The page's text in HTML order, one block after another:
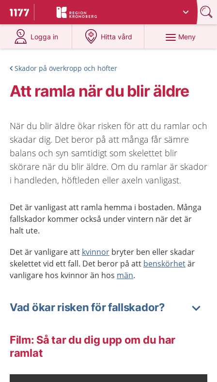
Till startsidan för 1177
Du har valt region
Logga in
på 1177.se
Hitta vård
på 1177.se
Meny
Skador på överkropp och höfter
Att ramla när du blir äldre
När du blir äldre ökar risken för att du ramlar och
skadar dig. Det beror på att många får sämre
balans och syn samtidigt som skelettet blir
skörare när du blir äldre. Om du ramlar är skador
i handleden, höftleden eller axeln vanligast.
Det är vanligast att ramla hemma i bostaden. Många
fallskador kommer också under vintern när det är
halt ute.
Det är vanligare att kvinnor bryter ben eller skadar
skelettet vid ett fall. Det beror på att benskörhetär
vanligare hos kvinnor än hos män.
Vad ökar risken för fallskador?
Film: Så tar du dig upp om du har
ramlat